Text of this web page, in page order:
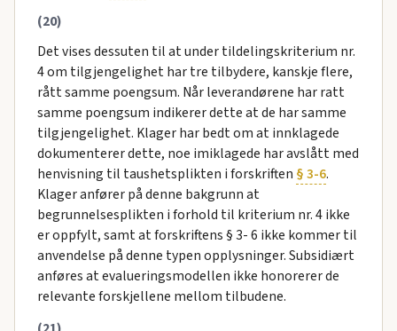
(20)
Det vises dessuten til at under tildelingskriterium nr.
4 om tilgjengelighet har tre tilbydere, kanskje flere,
rått samme poengsum. Når leverandørene har ratt
samme poengsum indikerer dette at de har samme
tilgjengelighet. Klager har bedt om at innklagede
dokumenterer dette, noe imiklagede har avslått med
henvisning til taushetsplikten i forskriften § 3-6.
Klager anfører på denne bakgrunn at
begrunnelsesplikten i forhold til kriterium nr. 4 ikke
er oppfylt, samt at forskriftens § 3- 6 ikke kommer til
anvendelse på denne typen opplysninger. Subsidiært
anføres at evalueringsmodellen ikke honorerer de
relevante forskjellene mellom tilbudene.